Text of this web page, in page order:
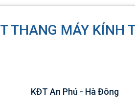
THANG MÁY KÍNH
KĐT An Phú - Hà Đông